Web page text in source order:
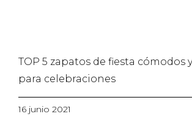
TOP 5 zapatos de fiesta cómodos
para celebraciones
16 junio 2021